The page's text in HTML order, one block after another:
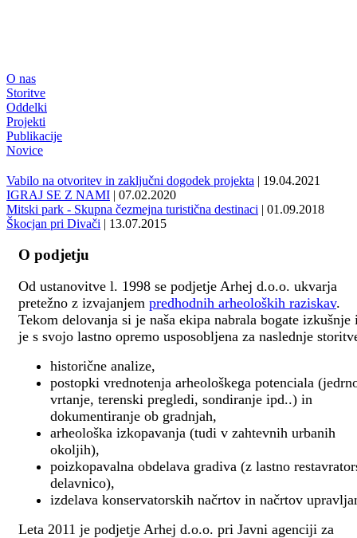
O nas
Storitve
Oddelki
Projekti
Publikacije
Novice
Vabilo na otvoritev in zaključni dogodek projekta | 19.04.2021
IGRAJ SE Z NAMI | 07.02.2020
Mitski park - Skupna čezmejna turistična destinaci | 01.09.2018
Škocjan pri Divači | 13.07.2015
O podjetju
Od ustanovitve l. 1998 se podjetje Arhej d.o.o. ukvarja
pretežno z izvajanjem predhodnih arheoloških raziskav.
Tekom delovanja si je naša ekipa nabrala bogate izkušnje
je s svojo lastno opremo usposobljena za naslednje
historične analize,
postopki vrednotenja arheološkega potenciala
vrtanje, terenski pregledi, sondiranje ipd..) in
dokumentiranje ob gradnjah,
arheološka izkopavanja (tudi v zahtevnih urbanih
okoljih),
poizkopavalna obdelava gradiva (z lastno
delavnico),
izdelava konservatorskih načrtov in načrtov
Leta 2011 je podjetje Arhej d.o.o. pri Javni agenciji za